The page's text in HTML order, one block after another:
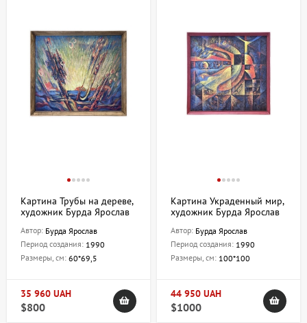
Картина Трубы на дереве,
художник Бурда Ярослав
Автор: Бурда Ярослав
Период создания: 1990
Размеры, см: 60*69,5
35 960 UAH
$800
Картина Украденный мир,
художник Бурда Ярослав
Автор: Бурда Ярослав
Период создания: 1990
Размеры, см: 100*100
44 950 UAH
$1000